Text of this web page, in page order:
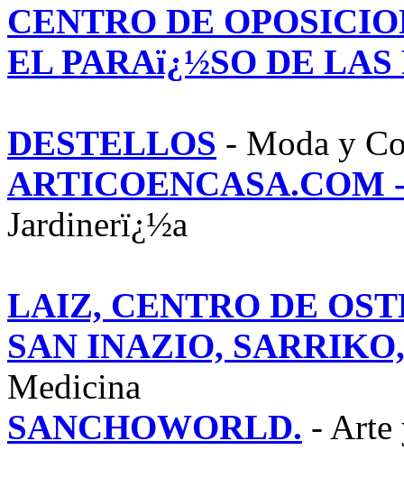
CENTRO DE
EL PARAï¿½SO DE LAS
DESTELLOS - Moda y
ARTICOENCASA.COM
Jardinerï¿½a
LAIZ, CENTRO DE
SAN INAZIO,
Medicina
SANCHOWORLD. - Arte